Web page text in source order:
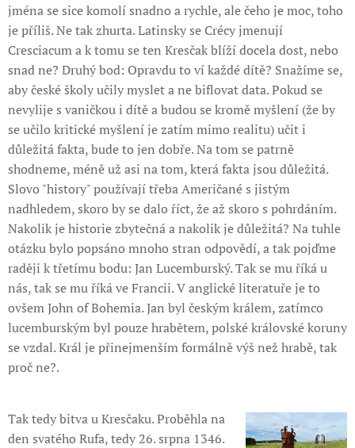
jména se sice komolí snadno a rychle, ale čeho je moc, toho
je příliš. Ne tak zhurta. Latinsky se Crécy jmenují
Cresciacum a k tomu se ten Kresčak blíží docela dost, nebo
snad ne? Druhý bod: Opravdu to ví každé dítě? Snažíme se,
aby české školy učily myslet a ne biflovat data. Pokud se
nevylije s vaničkou i dítě a budou se kromě myšlení (že by
se učilo kritické myšlení je zatím mimo realitu) učit i
důležitá fakta, bude to jen dobře. Na tom se patrně
shodneme, méně už asi na tom, která fakta jsou důležitá.
Slovo "history" používají třeba Američané s jistým
nadhledem, skoro by se dalo říct, že až skoro s pohrdáním.
Nakolik je historie zbytečná a nakolik je důležitá? Na tuhle
otázku bylo popsáno mnoho stran odpovědí, a tak pojďme
raději k třetímu bodu: Jan Lucemburský. Tak se mu říká u
nás, tak se mu říká ve Francii. V anglické literatuře je to
ovšem John of Bohemia. Jan byl českým králem, zatímco
lucemburským byl pouze hrabětem, polské královské koruny
se vzdal. Král je přinejmenším formálně výš než hrabě, tak
proč ne?.
Tak tedy bitva u Kresčaku. Proběhla na
den svatého Rufa, tedy 26. srpna 1346.